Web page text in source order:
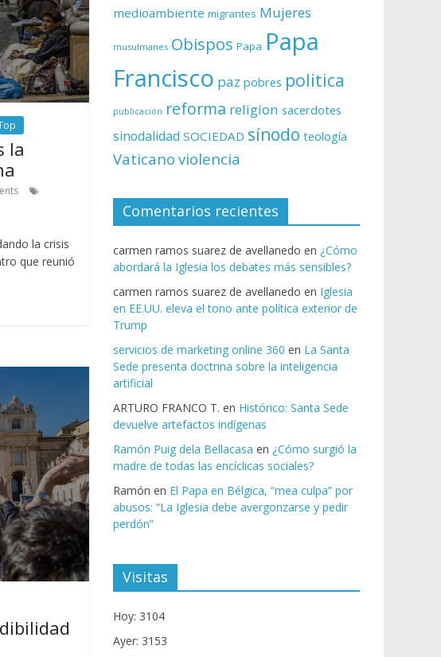
la
la crisis
que reunió
medioambiente migrantes Mujeres
musulmanes Obispos Papa Papa
Francisco paz pobres politica
publicación reforma religion sacerdotes
sinodalidad SOCIEDAD sínodo teología
Vaticano violencia
Comentarios recientes
carmen ramos suarez de avellanedo en ¿Cómo
abordará la Iglesia los debates más sensibles?
carmen ramos suarez de avellanedo en Iglesia
en EE.UU. eleva el tono ante política exterior de
Trump
servicios de marketing online 360 en La Santa
Sede presenta doctrina sobre la inteligencia
artificial
ARTURO FRANCO T. en Histórico: Santa Sede
devuelve artefactos indígenas
Ramón Puig dela Bellacasa en ¿Cómo surgió la
madre de todas las encíclicas sociales?
Ramón en El Papa en Bélgica, “mea culpa” por
abusos: “La Iglesia debe avergonzarse y pedir
perdón”
Visitas
Hoy: 3104
Ayer: 3153